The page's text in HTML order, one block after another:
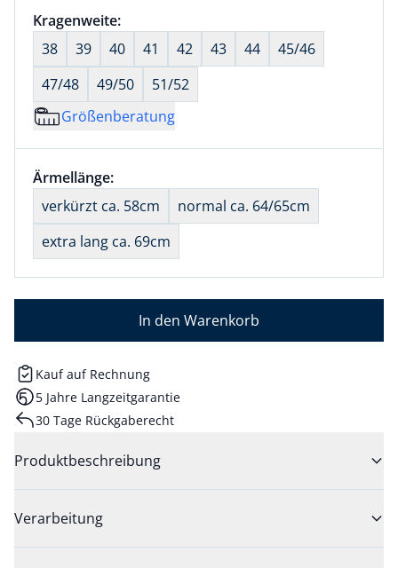
Größenauswahl:
Kragenweite:nichts ausgewählt
38
39 40 41 42 43 44
45/46
47/48
49/50
51/52
Größenberatung
Größenauswahl:
Ärmellänge:nichts ausgewählt
verkürzt ca. 58cm
normal ca. 64/65cm
extra lang ca. 69cm
In den Warenkorb
Kauf auf Rechnung
5 Jahre Langzeitgarantie
30 Tage Rückgaberecht
Produktbeschreibung
Verarbeitung